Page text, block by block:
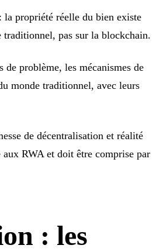
: la propriété réelle du bien existe
pas sur la blockchain.
de problème, les mécanismes de
monde traditionnel, avec leurs
de décentralisation et réalité
aux RWA et doit être comprise par
: les